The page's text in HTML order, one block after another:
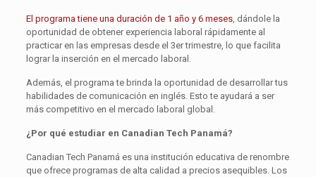
El programa tiene una duración de 1 año y 6 meses, dándole la
oportunidad de obtener experiencia laboral rápidamente al
practicar en las empresas desde el 3er trimestre, lo que facilita
lograr la inserción en el mercado laboral.
Además, el programa te brinda la oportunidad de desarrollar tus
habilidades de comunicación en inglés. Esto te ayudará a ser
más competitivo en el mercado laboral global.
¿Por qué estudiar en Canadian Tech Panamá?
Canadian Tech Panamá es una institución educativa de renombre
que ofrece programas de alta calidad a precios asequibles. Los